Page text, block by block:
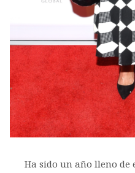
Ha sido un año lleno de